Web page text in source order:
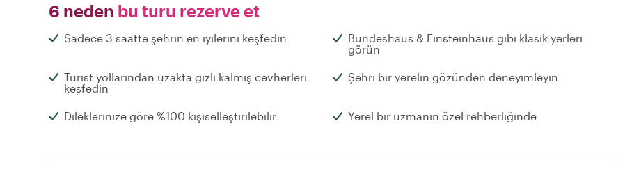
6 neden bu turu rezerve et
Sadece 3 saatte şehrin en iyilerini keşfedin
Bundeshaus & Einsteinhaus gibi klasik yerleri
görün
Turist yollarından uzakta gizli kalmış cevherleri
keşfedin
Şehri bir yerelın gözünden deneyimleyin
Dileklerinize göre %100 kişiselleştirilebilir Yerel bir uzmanın özel rehberliğinde